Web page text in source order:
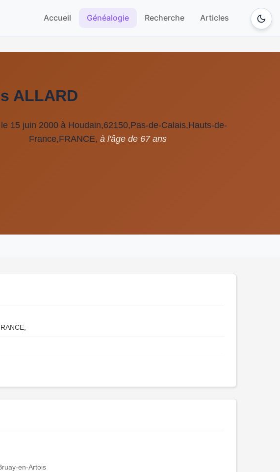
Accueil Généalogie Recherche Articles
ALLARD
15 juin 2000 à Houdain,62150,Pas-de-Calais,Hauts-de-
France,FRANCE, à l'âge de 67 ans
en-Artois